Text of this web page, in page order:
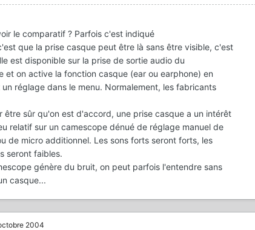
le comparatif ? Parfois c'est indiqué
que la prise casque peut être là sans être visible, c'est
est disponible sur la prise de sortie audio du
et on active la fonction casque (ear ou earphone) en
réglage dans le menu. Normalement, les fabricants
être sûr qu'on est d'accord, une prise casque a un intérêt
relatif sur un camescope dénué de réglage manuel de
de micro additionnel. Les sons forts seront forts, les
seront faibles.
génère du bruit, on peut parfois l'entendre sans
casque...
2004